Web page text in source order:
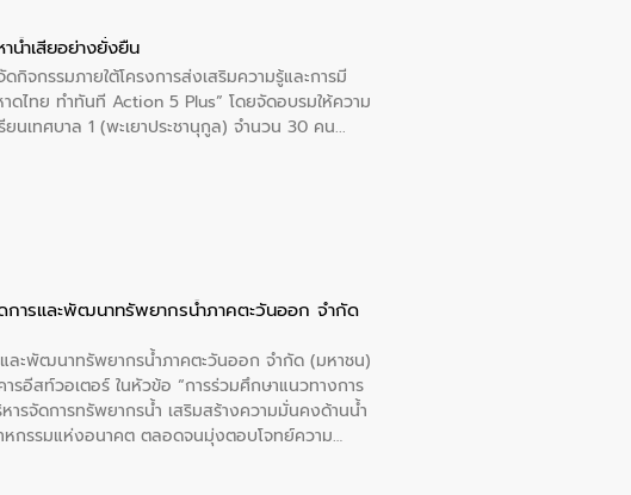
น้ำเสียอย่างยั่งยืน
จกรรมภายใต้โครงการส่งเสริมความรู้และการมี
ดไทย ทำทันที Action 5 Plus” โดยจัดอบรมให้ความ
นเทศบาล 1 (พะเยาประชานุกูล) จำนวน 30 คน
ารและพัฒนาทรัพยากรน้ำภาคตะวันออก จำกัด
ะพัฒนาทรัพยากรน้ำภาคตะวันออก จำกัด (มหาชน)
สท์วอเตอร์ ในหัวข้อ “การร่วมศึกษาแนวทางการ
ารจัดการทรัพยากรน้ำ เสริมสร้างความมั่นคงด้านน้ำ
หกรรมแห่งอนาคต ตลอดจนมุ่งตอบโจทย์ความ
สานความร่วมมือในครั้งนี้เป็นการดึงจุดแข็งและ